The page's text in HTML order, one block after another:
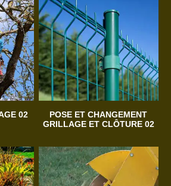
02
POSE ET CHANGEMENT
GRILLAGE ET CLÔTURE 02